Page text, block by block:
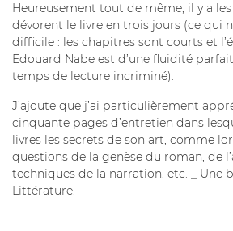
Heureusement tout de même, il y a
dévorent le livre en trois jours (ce qui
difficile : les chapitres sont courts et
Edouard Nabe est d’une fluidité
temps de lecture incriminé).
J’ajoute que j’ai particulièrement
cinquante pages d’entretien dans
livres les secrets de son art, comme
questions de la genèse du roman, de
techniques de la narration, etc. _ Une
Littérature.